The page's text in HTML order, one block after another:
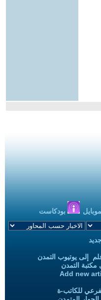
بودكاست
إلى يوتيوب التمدن
مكتبة التمدن
Add new
للكاتب-ة